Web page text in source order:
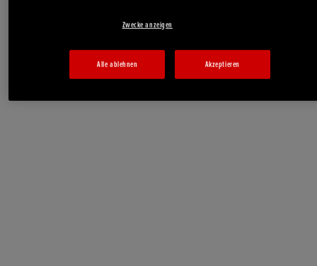
Zwecke anzeigen
Alle ablehnen Akzeptieren